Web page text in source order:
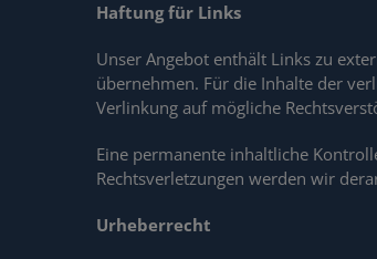
Haftung für Links
Unser Angebot enthält Links zu
übernehmen. Für die Inhalte der
Verlinkung auf mögliche
Eine permanente inhaltliche
Rechtsverletzungen werden wir
Urheberrecht